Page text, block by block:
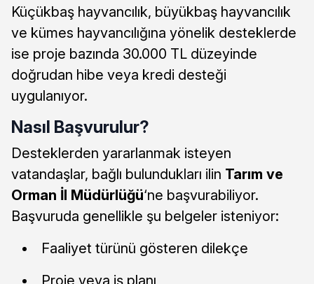
Küçükbaş hayvancılık, büyükbaş hayvancılık
ve kümes hayvancılığına yönelik desteklerde
ise proje bazında 30.000 TL düzeyinde
doğrudan hibe veya kredi desteği
uygulanıyor.
Nasıl Başvurulur?
Desteklerden yararlanmak isteyen
vatandaşlar, bağlı bulundukları ilin Tarım ve
Orman İl Müdürlüğü‘ne başvurabiliyor.
Başvuruda genellikle şu belgeler isteniyor:
Faaliyet türünü gösteren dilekçe
Proje veya iş planı